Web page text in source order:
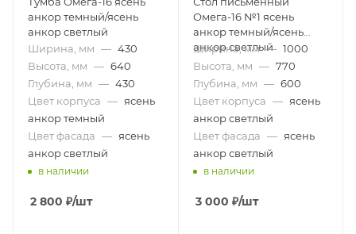
анкор темный/ясень
анкор светлый
Ширина, мм — 430
Высота, мм — 640
Глубина, мм — 430
Цвет корпуса — ясень
анкор темный
Цвет фасада — ясень
анкор светлый
в наличии
2 800 ₽/шт
Омега-16 №1 ясень
анкор темный/ясень
анкор светлый
Ширина, мм — 1000
Высота, мм — 770
Глубина, мм — 600
Цвет корпуса — ясень
анкор светлый
Цвет фасада — ясень
анкор светлый
в наличии
3 000 ₽/шт